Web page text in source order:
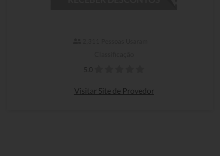
5.0
Visitar Site de Provedor